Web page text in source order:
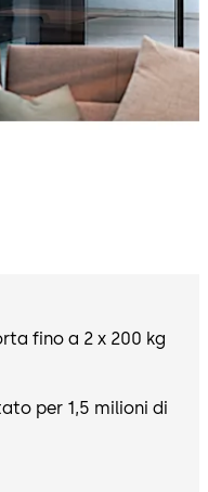
fino a 2 x 200 kg
per 1,5 milioni di